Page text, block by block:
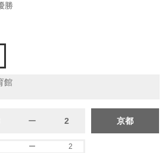
勝
館
ー 2 京都
ー 2